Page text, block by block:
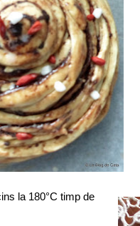
la 180°C timp de